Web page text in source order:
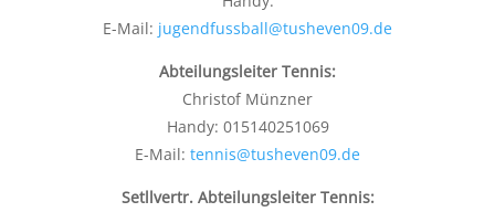
E-Mail: jugendfussball@tusheven09.de
Abteilungsleiter Tennis:
Christof Münzner
Handy: 015140251069
E-Mail: tennis@tusheven09.de
Setllvertr. Abteilungsleiter Tennis: